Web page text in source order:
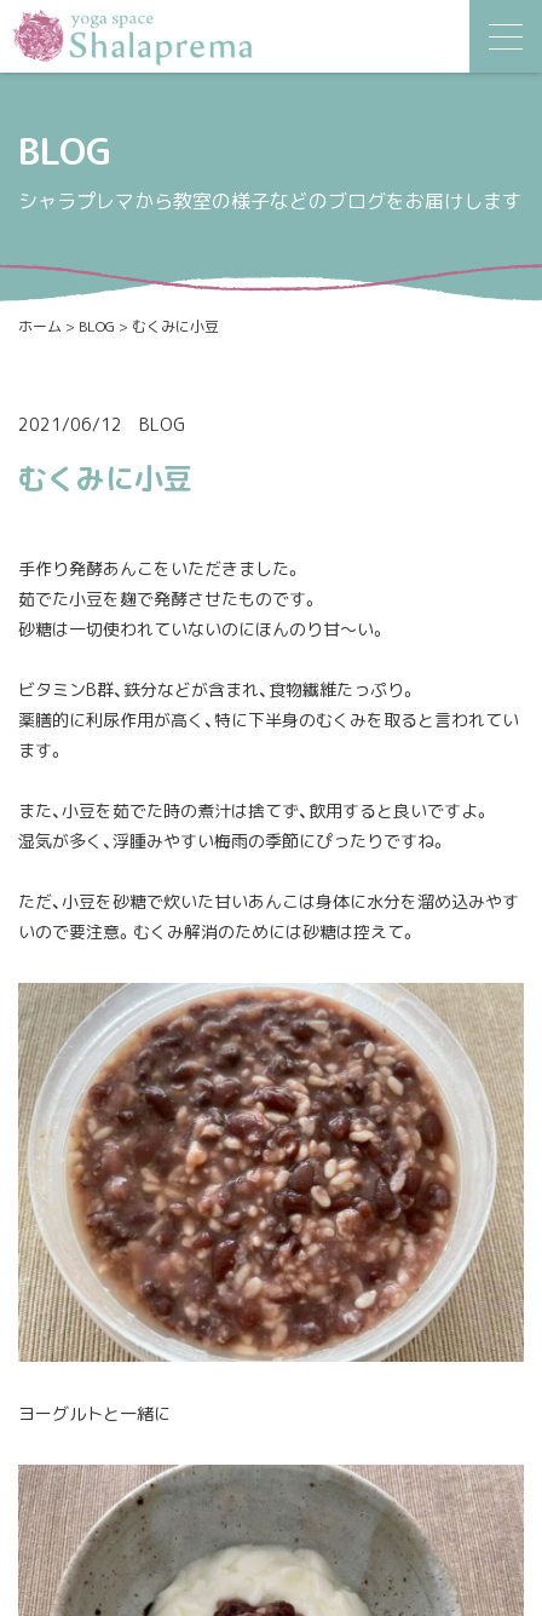
BLOG
シャラプレマから教室の様子などのブログをお届けします
ホーム > BLOG > むくみに小豆
2021/06/12 BLOG
むくみに小豆
手作り発酵あんこをいただきました。
茹でた小豆を麹で発酵させたものです。
砂糖は一切使われていないのにほんのり甘〜い。
ビタミンB群、鉄分などが含まれ、食物繊維たっぷり。
薬膳的に利尿作用が高く、特に下半身のむくみを取ると言われてい
ます。
また、小豆を茹でた時の煮汁は捨てず、飲用すると良いですよ。
湿気が多く、浮腫みやすい梅雨の季節にぴったりですね。
ただ、小豆を砂糖で炊いた甘いあんこは身体に水分を溜め込みやす
いので要注意。むくみ解消のためには砂糖は控えて。
ヨーグルトと一緒に